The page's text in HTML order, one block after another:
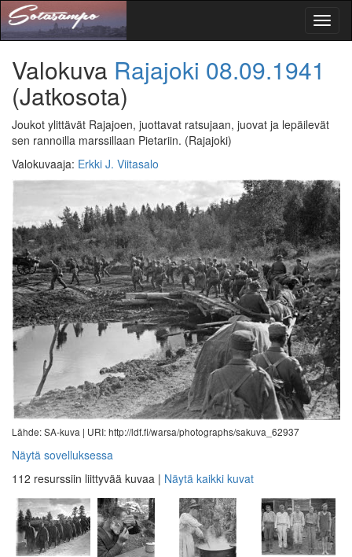
Valokuva Rajajoki 08.09.1941
(Jatkosota)
Joukot ylittävät Rajajoen, juottavat ratsujaan, juovat ja lepäilevät
sen rannoilla marssillaan Pietariin. (Rajajoki)
Valokuvaaja: Erkki J. Viitasalo
Lähde: SA-kuva | URI: http://ldf.fi/warsa/photographs/sakuva_62937
Näytä sovelluksessa
112 resurssiin liittyvää kuvaa | Näytä kaikki kuvat